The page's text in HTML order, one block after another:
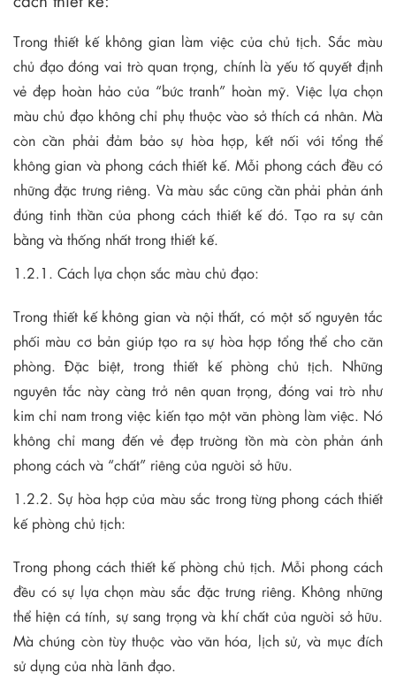
Trong thiết kế không gian làm việc của chủ tịch. Sắc màu
chủ đạo đóng vai trò quan trọng, chính là yếu tố quyết định
vẻ đẹp hoàn hảo của “bức tranh” hoàn mỹ. Việc lựa chọn
màu chủ đạo không chỉ phụ thuộc vào sở thích cá nhân. Mà
còn cần phải đảm bảo sự hòa hợp, kết nối với tổng thể
không gian và phong cách thiết kế. Mỗi phong cách đều có
những đặc trưng riêng. Và màu sắc cũng cần phải phản ánh
đúng tinh thần của phong cách thiết kế đó. Tạo ra sự cân
bằng và thống nhất trong thiết kế.
1.2.1. Cách lựa chọn sắc màu chủ đạo:
Trong thiết kế không gian và nội thất, có một số nguyên tắc
phối màu cơ bản giúp tạo ra sự hòa hợp tổng thể cho căn
phòng. Đặc biệt, trong thiết kế phòng chủ tịch. Những
nguyên tắc này càng trở nên quan trọng, đóng vai trò như
kim chỉ nam trong việc kiến tạo một văn phòng làm việc. Nó
không chỉ mang đến vẻ đẹp trường tồn mà còn phản ánh
phong cách và “chất” riêng của người sở hữu.
1.2.2. Sự hòa hợp của màu sắc trong từng phong cách thiết
kế phòng chủ tịch:
Trong phong cách thiết kế phòng chủ tịch. Mỗi phong cách
đều có sự lựa chọn màu sắc đặc trưng riêng. Không những
thể hiện cá tính, sự sang trọng và khí chất của người sở hữu.
Mà chúng còn tùy thuộc vào văn hóa, lịch sử, và mục đích
sử dụng của nhà lãnh đạo.